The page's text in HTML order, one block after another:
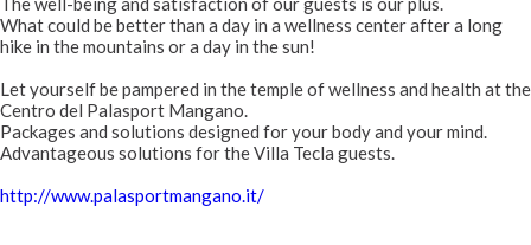
What could be better than a day in a wellness center after a long
hike in the mountains or a day in the sun!
Let yourself be pampered in the temple of wellness and health at the
Centro del Palasport Mangano.
Packages and solutions designed for your body and your mind.
Advantageous solutions for the Villa Tecla guests.
http://www.palasportmangano.it/